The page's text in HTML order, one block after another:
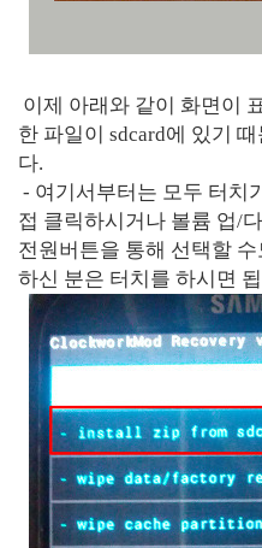
이제 아래와 같이 화면이
한 파일이 sdcard에 있기
다.
- 여기서부터는 모두 터치
접 클릭하시거나 볼륨 업/
전원버튼을 통해 선택할
하신 분은 터치를 하시면